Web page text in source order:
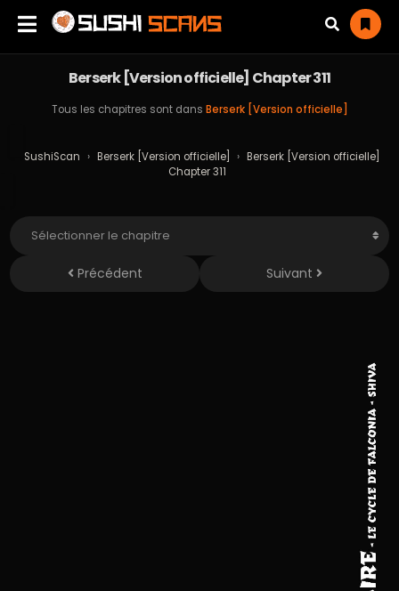
Berserk [Version officielle] Chapter 311
Tous les chapitres sont dans Berserk [Version officielle]
SushiScan › Berserk [Version officielle] › Berserk [Version officielle]
Chapter 311
Précédent Suivant